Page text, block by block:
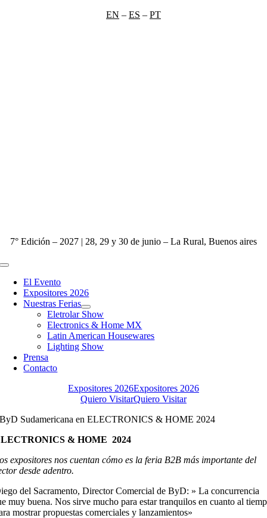
EN – ES – PT
7° Edición – 2027 | 28, 29 y 30 de junio – La Rural, Buenos aires
Toggle
NavigationEl Evento
Expositores 2026
Nuestras Ferias
Eletrolar Show
Electronics & Home MX
Latin American Housewares
Lighting Show
Prensa
Contacto
Expositores 2026Expositores 2026
Quiero VisitarQuiero Visitar
ByD Sudamericana en ELECTRONICS & HOME 2024
& HOME 2024
expositores nos cuentan cómo es la feria B2B más importante del
desde adentro.
del Sacramento, Director Comercial de ByD: » La concurrencia
muy buena. Nos sirve mucho para estar tranquilos en cuanto al
mostrar propuestas comerciales y lanzamientos»